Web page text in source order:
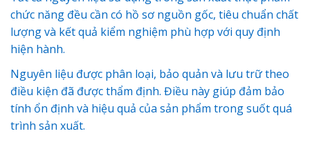
chức năng đều cần có hồ sơ nguồn gốc, tiêu chuẩn chất
lượng và kết quả kiểm nghiệm phù hợp với quy định
hiện hành.
Nguyên liệu được phân loại, bảo quản và lưu trữ theo
điều kiện đã được thẩm định. Điều này giúp đảm bảo
tính ổn định và hiệu quả của sản phẩm trong suốt quá
trình sản xuất.